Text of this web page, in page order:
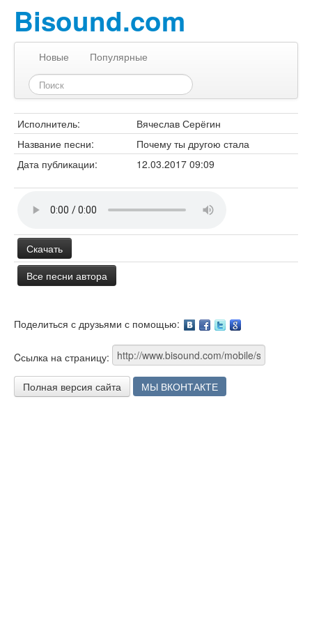
Bisound.com
Новые Популярные
Исполнитель:
Вячеслав Серёгин
Название песни:
Почему ты другою стала
Дата публикации:
12.03.2017 09:09
Скачать
Все песни автора
Поделиться с друзьями с помощью:
Cсылка на страницу:
Полная версия сайта МЫ ВКОНТАКТЕ